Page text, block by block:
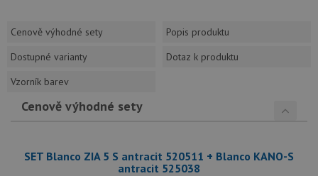
Cenově výhodné sety
Popis produktu
Dostupné varianty
Dotaz k produktu
Vzorník barev
Cenově výhodné sety
SET Blanco ZIA 5 S antracit 520511 + Blanco KANO-S
antracit 525038